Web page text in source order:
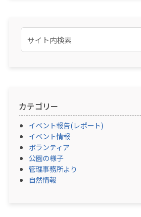
カテゴリー
イベント報告(レポート)
イベント情報
ボランティア
公園の様子
管理事務所より
自然情報